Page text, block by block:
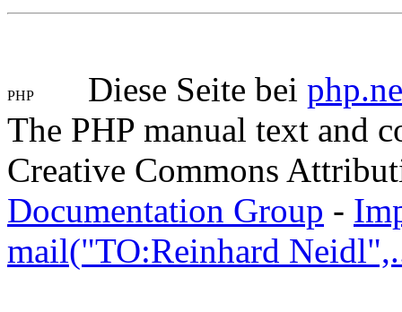
Diese Seite bei
The PHP manual text and
Creative Commons
Documentation Group -
mail("TO:Reinhard